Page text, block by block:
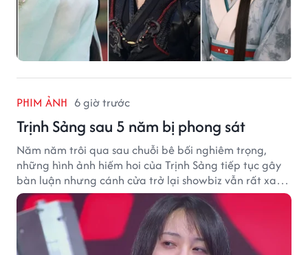
PHIM ẢNH 6 giờ trước
Trịnh Sảng sau 5 năm bị phong sát
Năm năm trôi qua sau chuỗi bê bối nghiêm trọng,
những hình ảnh hiếm hoi của Trịnh Sảng tiếp tục gây
bàn luận nhưng cánh cửa trở lại showbiz vẫn rất xa
vời.